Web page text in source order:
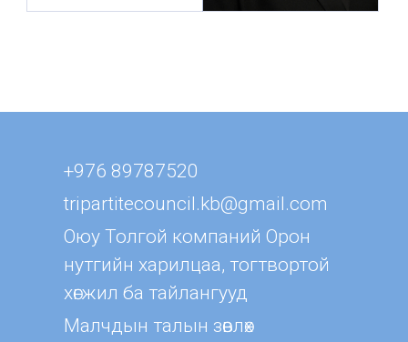
+976 89787520
tripartitecouncil.kb@gmail.com
Оюу Толгой компаний Орон
нутгийн харилцаа, тогтвортой
хөгжил ба тайлангууд
Малчдын талын зөвлөх